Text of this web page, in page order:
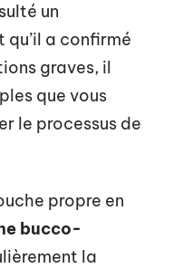
un
a confirmé
graves, il
que vous
le processus de
propre en
bucco-
la